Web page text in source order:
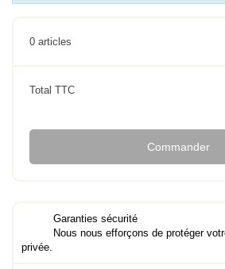
0 articles
Total TTC
Commander
Garanties sécurité
Nous nous efforçons de protéger
privée.